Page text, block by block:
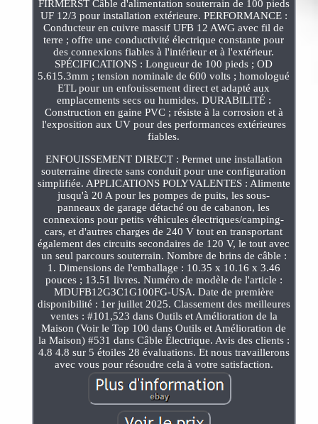
FIRMERST Câble d'alimentation souterrain de 100 pieds
UF 12/3 pour installation extérieure. PERFORMANCE :
Conducteur en cuivre massif UFB 12 AWG avec fil de
terre ; offre une conductivité électrique constante pour
des connexions fiables à l'intérieur et à l'extérieur.
SPÉCIFICATIONS : Longueur de 100 pieds ; OD
5.615.3mm ; tension nominale de 600 volts ; homologué
ETL pour un enfouissement direct et adapté aux
emplacements secs ou humides. DURABILITÉ :
Construction en gaine PVC ; résiste à la corrosion et à
l'exposition aux UV pour des performances extérieures
fiables.
ENFOUISSEMENT DIRECT : Permet une installation
souterraine directe sans conduit pour une configuration
simplifiée. APPLICATIONS POLYVALENTES : Alimente
jusqu'à 20 A pour les pompes de puits, les sous-
panneaux de garage détaché ou de cabanon, les
connexions pour petits véhicules électriques/camping-
cars, et d'autres charges de 240 V tout en transportant
également des circuits secondaires de 120 V, le tout avec
un seul parcours souterrain. Nombre de brins de câble :
1. Dimensions de l'emballage : 10.35 x 10.16 x 3.46
pouces ; 13.51 livres. Numéro de modèle de l'article :
MDUFB12G3C1G100FG-USA. Date de première
disponibilité : 1er juillet 2025. Classement des meilleures
ventes : #101,523 dans Outils et Amélioration de la
Maison (Voir le Top 100 dans Outils et Amélioration de
la Maison) #531 dans Câble Électrique. Avis des clients :
4.8 4.8 sur 5 étoiles 28 évaluations. Et nous travaillerons
avec vous pour résoudre cela à votre satisfaction.